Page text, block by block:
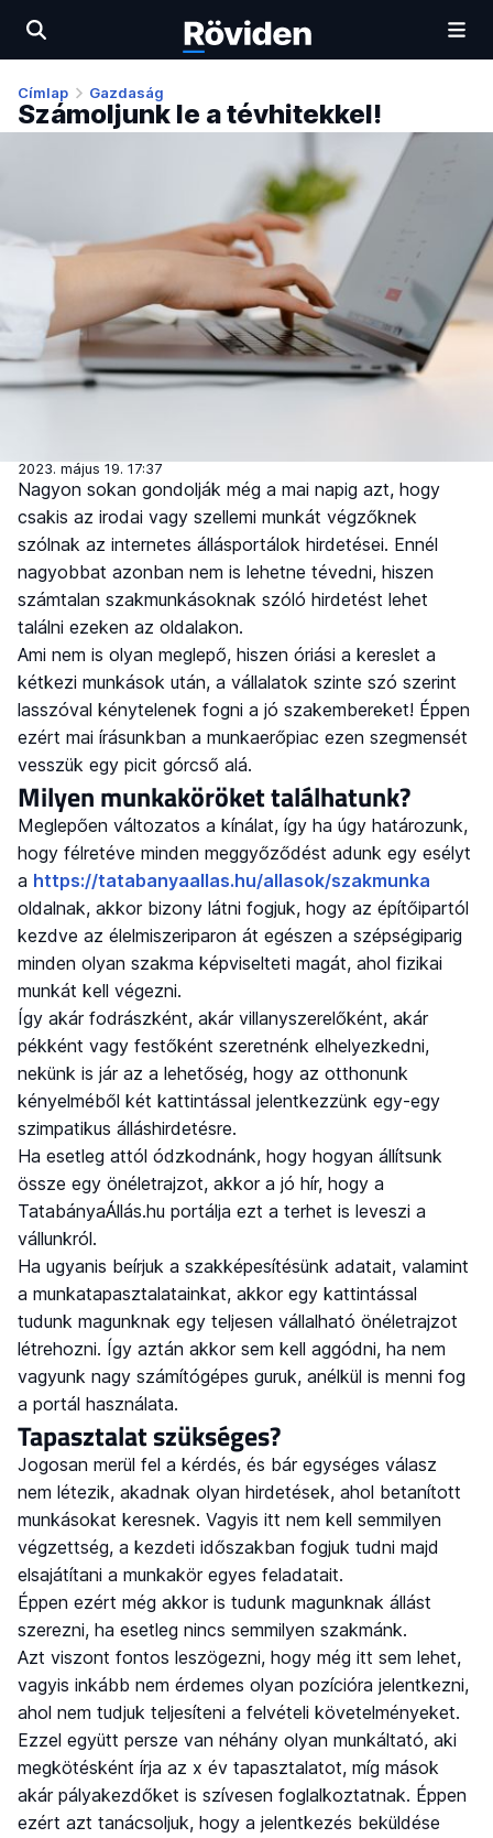
Címlap Gazdaság
Számoljunk le a tévhitekkel!
2023. május 19. 17:37
Nagyon sokan gondolják még a mai napig azt, hogy
csakis az irodai vagy szellemi munkát végzőknek
szólnak az internetes állásportálok hirdetései. Ennél
nagyobbat azonban nem is lehetne tévedni, hiszen
számtalan szakmunkásoknak szóló hirdetést lehet
találni ezeken az oldalakon.
Ami nem is olyan meglepő, hiszen óriási a kereslet a
kétkezi munkások után, a vállalatok szinte szó szerint
lasszóval kénytelenek fogni a jó szakembereket! Éppen
ezért mai írásunkban a munkaerőpiac ezen szegmensét
vesszük egy picit górcső alá.
Milyen munkaköröket találhatunk?
Meglepően változatos a kínálat, így ha úgy határozunk,
hogy félretéve minden meggyőződést adunk egy esélyt
a https://tatabanyaallas.hu/allasok/szakmunka
oldalnak, akkor bizony látni fogjuk, hogy az építőipartól
kezdve az élelmiszeriparon át egészen a szépségiparig
minden olyan szakma képviselteti magát, ahol fizikai
munkát kell végezni.
Így akár fodrászként, akár villanyszerelőként, akár
pékként vagy festőként szeretnénk elhelyezkedni,
nekünk is jár az a lehetőség, hogy az otthonunk
kényelméből két kattintással jelentkezzünk egy-egy
szimpatikus álláshirdetésre.
Ha esetleg attól ódzkodnánk, hogy hogyan állítsunk
össze egy önéletrajzot, akkor a jó hír, hogy a
TatabányaÁllás.hu portálja ezt a terhet is leveszi a
vállunkról.
Ha ugyanis beírjuk a szakképesítésünk adatait, valamint
a munkatapasztalatainkat, akkor egy kattintással
tudunk magunknak egy teljesen vállalható önéletrajzot
létrehozni. Így aztán akkor sem kell aggódni, ha nem
vagyunk nagy számítógépes guruk, anélkül is menni fog
a portál használata.
Tapasztalat szükséges?
Jogosan merül fel a kérdés, és bár egységes válasz
nem létezik, akadnak olyan hirdetések, ahol betanított
munkásokat keresnek. Vagyis itt nem kell semmilyen
végzettség, a kezdeti időszakban fogjuk tudni majd
elsajátítani a munkakör egyes feladatait.
Éppen ezért még akkor is tudunk magunknak állást
szerezni, ha esetleg nincs semmilyen szakmánk.
Azt viszont fontos leszögezni, hogy még itt sem lehet,
vagyis inkább nem érdemes olyan pozícióra jelentkezni,
ahol nem tudjuk teljesíteni a felvételi követelményeket.
Ezzel együtt persze van néhány olyan munkáltató, aki
megkötésként írja az x év tapasztalatot, míg mások
akár pályakezdőket is szívesen foglalkoztatnak. Éppen
ezért azt tanácsoljuk, hogy a jelentkezés beküldése